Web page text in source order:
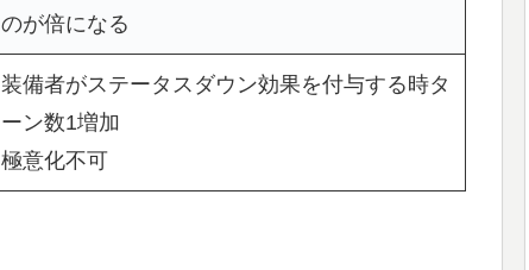
のが倍になる
装備者がステータスダウン効果を付与する時タ
ーン数1増加
極意化不可